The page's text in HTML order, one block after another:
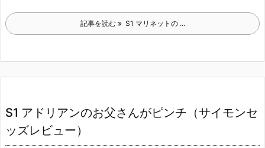
記事を読む S1 マリネットの ...
S1 アドリアンのお父さんがピンチ（サイモンセ
ッズレビュー）